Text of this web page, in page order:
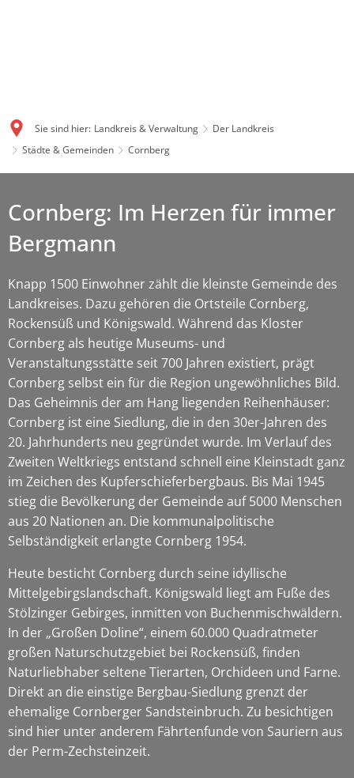
Sie sind hier: Landkreis & Verwaltung
Der Landkreis
Städte & Gemeinden
Cornberg
Cornberg: Im Herzen für immer
Bergmann
Knapp 1500 Einwohner zählt die kleinste Gemeinde des
Landkreises. Dazu gehören die Ortsteile Cornberg,
Rockensüß und Königswald. Während das Kloster
Cornberg als heutige Museums- und
Veranstaltungsstätte seit 700 Jahren existiert, prägt
Cornberg selbst ein für die Region ungewöhnliches Bild.
Das Geheimnis der am Hang liegenden Reihenhäuser:
Cornberg ist eine Siedlung, die in den 30er-Jahren des
20. Jahrhunderts neu gegründet wurde. Im Verlauf des
Zweiten Weltkriegs entstand schnell eine Kleinstadt ganz
im Zeichen des Kupferschieferbergbaus. Bis Mai 1945
stieg die Bevölkerung der Gemeinde auf 5000 Menschen
aus 20 Nationen an. Die kommunalpolitische
Selbständigkeit erlangte Cornberg 1954.
Heute besticht Cornberg durch seine idyllische
Mittelgebirgslandschaft. Königswald liegt am Fuße des
Stölzinger Gebirges, inmitten von Buchenmischwäldern.
In der „Großen Doline“, einem 60.000 Quadratmeter
großen Naturschutzgebiet bei Rockensüß, finden
Naturliebhaber seltene Tierarten, Orchideen und Farne.
Direkt an die einstige Bergbau-Siedlung grenzt der
ehemalige Cornberger Sandsteinbruch. Zu besichtigen
sind hier unter anderem Fährtenfunde von Sauriern aus
der Perm-Zechsteinzeit.